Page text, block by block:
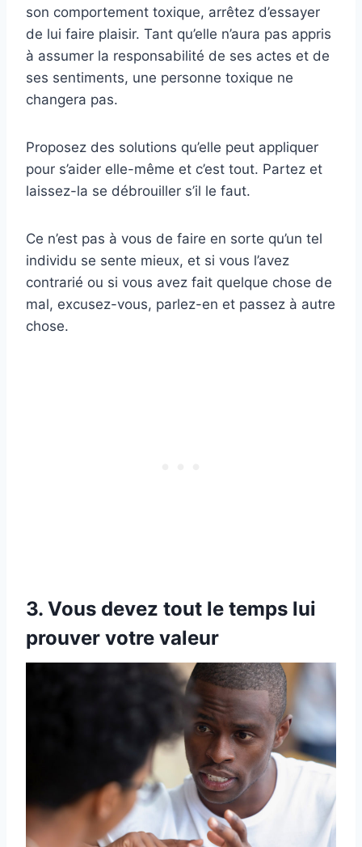
son comportement toxique, arrêtez d’essayer
de lui faire plaisir. Tant qu’elle n’aura pas appris
à assumer la responsabilité de ses actes et de
ses sentiments, une personne toxique ne
changera pas.
Proposez des solutions qu’elle peut appliquer
pour s’aider elle-même et c’est tout. Partez et
laissez-la se débrouiller s’il le faut.
Ce n’est pas à vous de faire en sorte qu’un tel
individu se sente mieux, et si vous l’avez
contrarié ou si vous avez fait quelque chose de
mal, excusez-vous, parlez-en et passez à autre
chose.
3. Vous devez tout le temps lui
prouver votre valeur